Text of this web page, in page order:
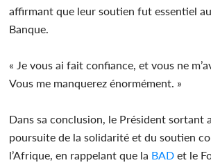
affirmant que leur soutien fut essentiel
Banque.
« Je vous ai fait confiance, et vous ne
Vous me manquerez énormément. »
Dans sa conclusion, le Président sortant
poursuite de la solidarité et du soutien
l’Afrique, en rappelant que la BAD et le